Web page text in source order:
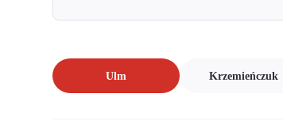
Ulm Krzemieńczuk